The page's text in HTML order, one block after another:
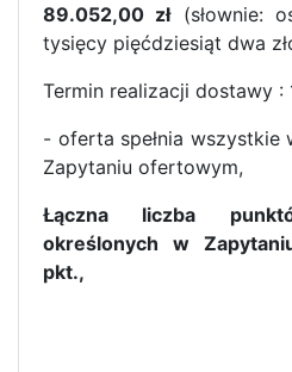
89.052,00 zł(słownie:
tysięcy pięćdziesiąt dwa
Termin realizacji dostawy :
- oferta spełnia wszystkie
Zapytaniu ofertowym,
Łączna liczba
określonych w
pkt.,